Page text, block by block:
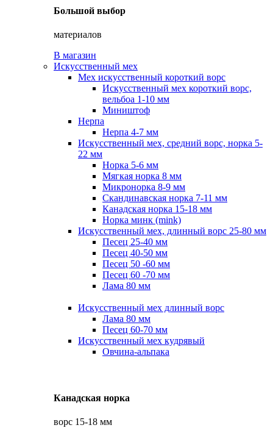
Большой выбор
материалов
В магазин
Искусственный мех
Мех искусственный короткий ворс
Искусственный мех короткий ворс,
вельбоа 1-10 мм
Миништоф
Нерпа
Нерпа 4-7 мм
Искусственный мех, средний ворс, норка 5-
22 мм
Норка 5-6 мм
Мягкая норка 8 мм
Микронорка 8-9 мм
Скандинавская норка 7-11 мм
Канадская норка 15-18 мм
Норка минк (mink)
Искусственный мех, длинный ворс 25-80 мм
Песец 25-40 мм
Песец 40-50 мм
Песец 50 -60 мм
Песец 60 -70 мм
Лама 80 мм
Искусственный мех длинный ворс
Лама 80 мм
Песец 60-70 мм
Искусственный мех кудрявый
Овчина-альпака
Канадская норка
ворс 15-18 мм